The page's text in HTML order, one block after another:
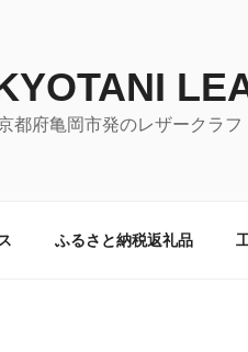
都府亀岡市発のレザークラフ
ふるさと納税返礼品